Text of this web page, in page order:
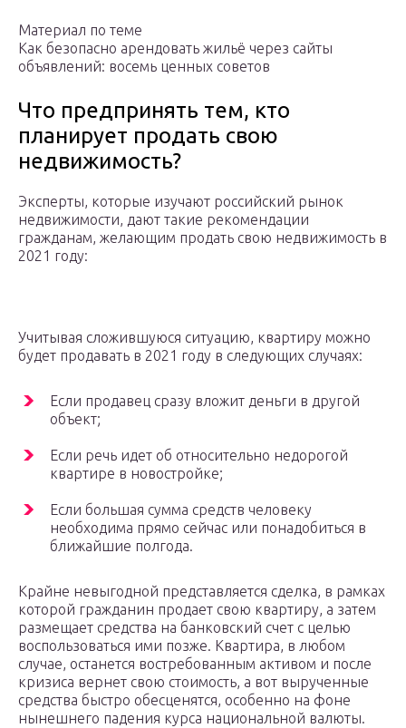
Материал по теме
Как безопасно арендовать жильё через сайты
объявлений: восемь ценных советов
Что предпринять тем, кто
планирует продать свою
недвижимость?
Эксперты, которые изучают российский рынок
недвижимости, дают такие рекомендации
гражданам, желающим продать свою недвижимость в
2021 году:
Учитывая сложившуюся ситуацию, квартиру можно
будет продавать в 2021 году в следующих случаях:
Если продавец сразу вложит деньги в другой
объект;
Если речь идет об относительно недорогой
квартире в новостройке;
Если большая сумма средств человеку
необходима прямо сейчас или понадобиться в
ближайшие полгода.
Крайне невыгодной представляется сделка, в рамках
которой гражданин продает свою квартиру, а затем
размещает средства на банковский счет с целью
воспользоваться ими позже. Квартира, в любом
случае, останется востребованным активом и после
кризиса вернет свою стоимость, а вот вырученные
средства быстро обесценятся, особенно на фоне
нынешнего падения курса национальной валюты.